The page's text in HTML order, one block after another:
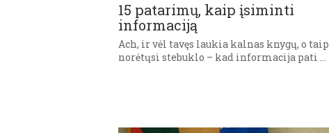
15 patarimų, kaip įsiminti
informaciją
Ach, ir vėl tavęs laukia kalnas knygų, o taip
norėtųsi stebuklo – kad informacija pati …